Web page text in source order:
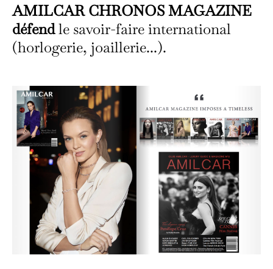
AMILCAR CHRONOS MAGAZINE
défendle savoir-faire international
(horlogerie, joaillerie...).